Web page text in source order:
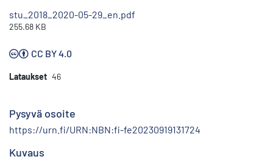
stu_2018_2020-05-29_en.pdf
255.68 KB
CC BY 4.0
Lataukset 46
Pysyvä osoite
https://urn.fi/URN:NBN:fi-fe20230919131724
Kuvaus